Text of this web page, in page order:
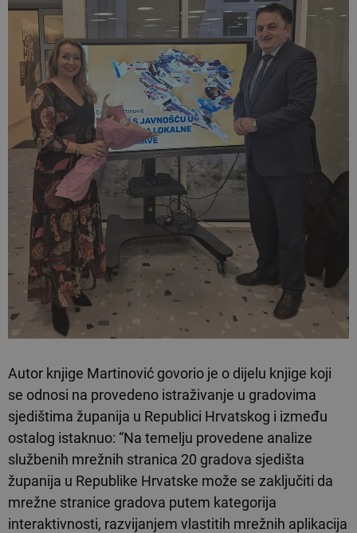
Autor knjige Martinović govorio je o dijelu knjige koji
se odnosi na provedeno istraživanje u gradovima
sjedištima županija u Republici Hrvatskog i između
ostalog istaknuo: “Na temelju provedene analize
službenih mrežnih stranica 20 gradova sjedišta
županija u Republike Hrvatske može se zaključiti da
mrežne stranice gradova putem kategorija
interaktivnosti, razvijanjem vlastitih mrežnih aplikacija